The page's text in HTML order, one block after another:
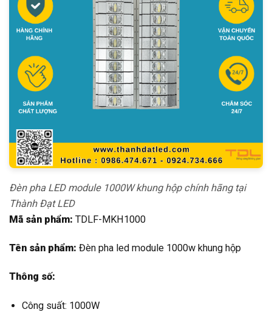
Đèn pha LED module 1000W khung hộp chính hãng tại
Thành Đạt LED
Mã sản phẩm: TDLF-MKH1000
Tên sản phẩm: Đèn pha led module 1000w khung hộp
Thông số:
Công suất: 1000W